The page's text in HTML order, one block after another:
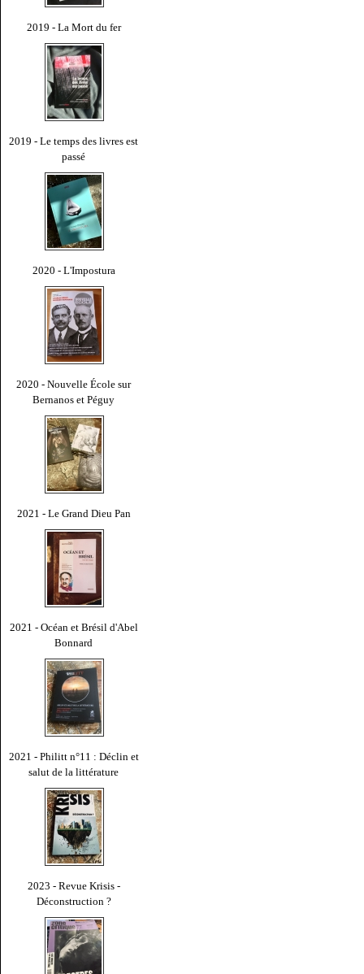
2019 - La Mort du fer
2019 - Le temps des livres est
passé
2020 - L'Impostura
2020 - Nouvelle École sur
Bernanos et Péguy
2021 - Le Grand Dieu Pan
2021 - Océan et Brésil d'Abel
Bonnard
2021 - Philitt n°11 : Déclin et
salut de la littérature
2023 - Revue Krisis -
Déconstruction ?